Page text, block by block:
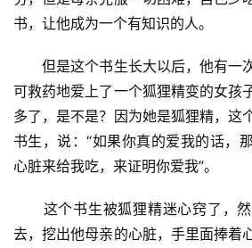
书，让他成为一个有知识的人。
但是这个书生长大以后，他有一
可救药地爱上了一个狐狸精变的女孩
多了，是不是？因为她是狐狸精，这
书生，说：“如果你真的爱我的话，
心脏来给我吃，来证明你爱我”。
这个书生被狐狸精迷心窍了，然
去，挖出他母亲的心脏，手里面捧着